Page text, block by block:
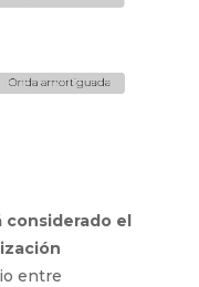
el
entre